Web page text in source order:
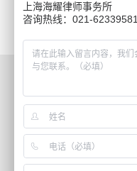
上海海耀律师事务所
咨询热线：021-62339581